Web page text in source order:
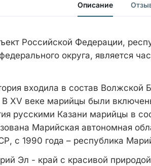
Описание
Российской Федерации,
округа, является
входила в состав Волжской
В XV веке марийцы были
русскими Казани марийцы в
Марийская автономная
с 1990 года – республика
Эл - край с красивой